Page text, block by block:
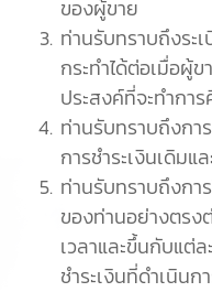
ของผู้ขาย
ท่านรับทราบถึงระ
กระทำได้ต่อเมื่อผู้
ประสงค์ที่จะทำกา
ท่านรับทราบถึงกา
การชำระเงินเดิมแ
ท่านรับทราบถึงกา
ของท่านอย่างตรง
เวลาและขึ้นกับแต่
ชำระเงินที่ดำเนิน